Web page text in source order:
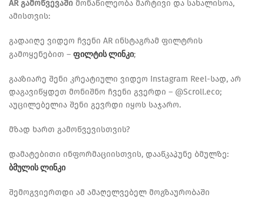
AR გამოწვევაში მონაწილეობა მარტივი და სახალისოა,
ამისთვის:
გადაიღე ვიდეო ჩვენი AR ინსტაგრამ ფილტრის
გამოყენებით – ფილტის ლინკი;
გააზიარე შენი კრეატიული ვიდეო Instagram Reel-სად, არ
დაგავიწყდეთ მონიშნო ჩვენი გვერდი – @Scroll.eco;
აუცილებელია შენი გევრდი იყოს საჯარო.
მზად ხართ გამოწვევისთვის?
დამატებითი ინფორმაციისთვის, დააწკაპუნე ბმულზე:
ბმულის ლინკი
შემოგვიერთდი ამ ამაღელვებელ მოგზაურობაში